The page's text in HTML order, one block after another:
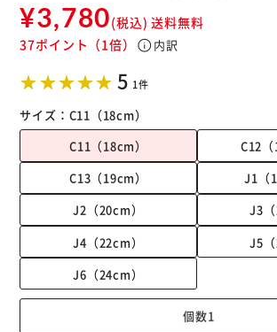
¥3,780(税込) 送料無料
37ポイント （1倍） info内訳
5 1件
サイズ： C11（18cm）
C11（18cm）
C12（
C13（19cm）
J1（
J2（20cm）
J3（
J4（22cm）
J5（
J6（24cm）